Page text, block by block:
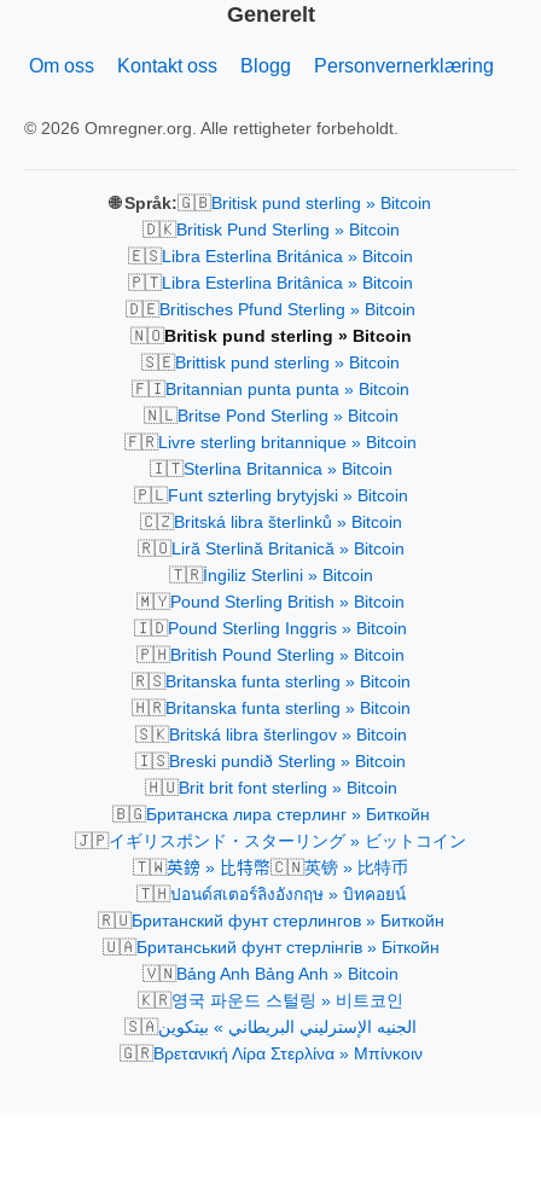
Generelt
Om oss Kontakt oss Blogg Personvernerklæring
© 2026 Omregner.org. Alle rettigheter forbeholdt.
🌐 Språk:🇬🇧Britisk pund sterling » Bitcoin
🇩🇰Britisk Pund Sterling » Bitcoin
🇪🇸Libra Esterlina Británica » Bitcoin
🇵🇹Libra Esterlina Britânica » Bitcoin
🇩🇪Britisches Pfund Sterling » Bitcoin
🇳🇴Britisk pund sterling » Bitcoin
🇸🇪Brittisk pund sterling » Bitcoin
🇫🇮Britannian punta punta » Bitcoin
🇳🇱Britse Pond Sterling » Bitcoin
🇫🇷Livre sterling britannique » Bitcoin
🇮🇹Sterlina Britannica » Bitcoin
🇵🇱Funt szterling brytyjski » Bitcoin
🇨🇿Britská libra šterlinků » Bitcoin
🇷🇴Liră Sterlină Britanică » Bitcoin
🇹🇷İngiliz Sterlini » Bitcoin
🇲🇾Pound Sterling British » Bitcoin
🇮🇩Pound Sterling Inggris » Bitcoin
🇵🇭British Pound Sterling » Bitcoin
🇷🇸Britanska funta sterling » Bitcoin
🇭🇷Britanska funta sterling » Bitcoin
🇸🇰Britská libra šterlingov » Bitcoin
🇮🇸Breski pundið Sterling » Bitcoin
🇭🇺Brit brit font sterling » Bitcoin
🇧🇬Британска лира стерлинг » Биткойн
🇯🇵イギリスポンド・スターリング » ビットコイン
🇹🇼英鎊 » 比特幣🇨🇳英镑 » 比特币
🇹🇭ปอนด์สเตอร์ลิงอังกฤษ » บิทคอยน์
🇷🇺Британский фунт стерлингов » Биткойн
🇺🇦Британський фунт стерлінгів » Біткойн
🇻🇳Bảng Anh Bảng Anh » Bitcoin
🇰🇷영국 파운드 스털링 » 비트코인
🇸🇦الجنيه الإسترليني البريطاني » بيتكوين
🇬🇷Βρετανική Λίρα Στερλίνα » Μπίνκοιν